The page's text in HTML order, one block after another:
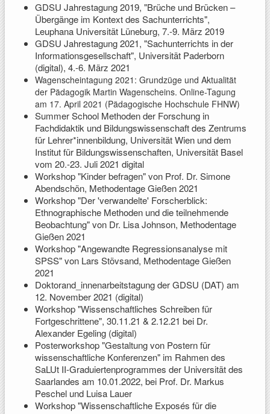
GDSU Jahrestagung 2019, "Brüche und Brücken –
Übergänge im Kontext des Sachunterrichts",
Leuphana Universität Lüneburg, 7.-9. März 2019
GDSU Jahrestagung 2021, "Sachunterrichts in der
Informationsgesellschaft", Universität Paderborn
(digital), 4.-6. März 2021
Wagenscheintagung 2021: Grundzüge und Aktualität
der Pädagogik Martin Wagenscheins. Online-Tagung
am 17. April 2021 (Pädagogische Hochschule FHNW)
Summer School Methoden der Forschung in
Fachdidaktik und Bildungswissenschaft des Zentrums
für Lehrer*innenbildung, Universität Wien und dem
Institut für Bildungswissenschaften, Universität Basel
vom 20.-23. Juli 2021 digital
Workshop "Kinder befragen" von Prof. Dr. Simone
Abendschön, Methodentage Gießen 2021
Workshop "Der 'verwandelte' Forscherblick:
Ethnographische Methoden und die teilnehmende
Beobachtung" von Dr. Lisa Johnson, Methodentage
Gießen 2021
Workshop "Angewandte Regressionsanalyse mit
SPSS" von Lars Stövsand, Methodentage Gießen
2021
Doktorand_innenarbeitstagung der GDSU (DAT) am
12. November 2021 (digital)
Workshop "Wissenschaftliches Schreiben für
Fortgeschrittene", 30.11.21 & 2.12.21 bei Dr.
Alexander Egeling (digital)
Posterworkshop "Gestaltung von Postern für
wissenschaftliche Konferenzen" im Rahmen des
SaLUt II-Graduiertenprogrammes der Universität des
Saarlandes am 10.01.2022, bei Prof. Dr. Markus
Peschel und Luisa Lauer
Workshop "Wissenschaftliche Exposés für die